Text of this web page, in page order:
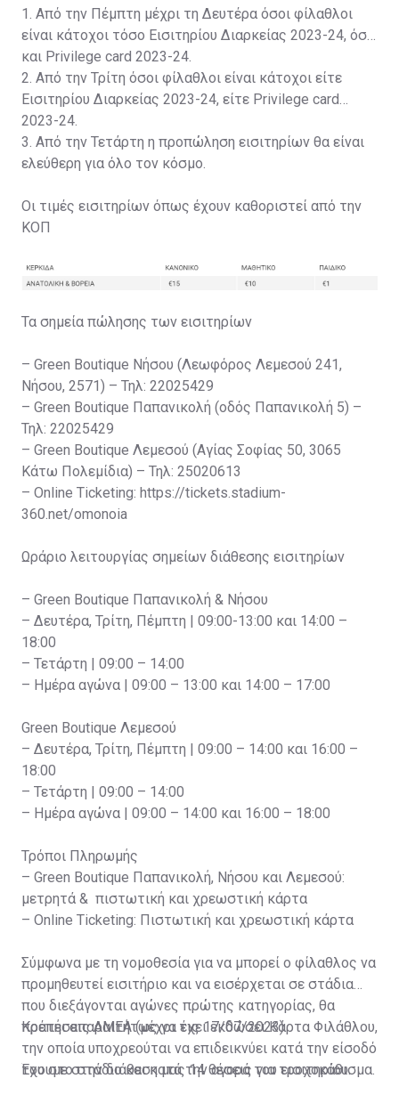
1. Από την Πέμπτη μέχρι τη Δευτέρα όσοι φίλαθλοι
είναι κάτοχοι τόσο Εισιτηρίου Διαρκείας 2023-24, όσο
και Privilege card 2023-24.
2. Από την Τρίτη όσοι φίλαθλοι είναι κάτοχοι είτε
Εισιτηρίου Διαρκείας 2023-24, είτε Privilege card
2023-24.
3. Από την Τετάρτη η προπώληση εισιτηρίων θα είναι
ελεύθερη για όλο τον κόσμο.
Οι τιμές εισιτηρίων όπως έχουν καθοριστεί από την
ΚΟΠ
Τα σημεία πώλησης των εισιτηρίων
– Green Boutique Νήσου (Λεωφόρος Λεμεσού 241,
Νήσου, 2571) – Τηλ: 22025429
– Green Boutique Παπανικολή (οδός Παπανικολή 5) –
Τηλ: 22025429
– Green Boutique Λεμεσού (Αγίας Σοφίας 50, 3065
Κάτω Πολεμίδια) – Τηλ: 25020613
– Online Ticketing: https://tickets.stadium-
360.net/omonoia
Ωράριο λειτουργίας σημείων διάθεσης εισιτηρίων
– Green Boutique Παπανικολή & Νήσου
– Δευτέρα, Τρίτη, Πέμπτη | 09:00-13:00 και 14:00 –
18:00
– Τετάρτη | 09:00 – 14:00
– Ημέρα αγώνα | 09:00 – 13:00 και 14:00 – 17:00
Green Boutique Λεμεσού
– Δευτέρα, Τρίτη, Πέμπτη | 09:00 – 14:00 και 16:00 –
18:00
– Τετάρτη | 09:00 – 14:00
– Ημέρα αγώνα | 09:00 – 14:00 και 16:00 – 18:00
Τρόποι Πληρωμής
– Green Boutique Παπανικολή, Νήσου και Λεμεσού:
μετρητά & πιστωτική και χρεωστική κάρτα
– Online Ticketing: Πιστωτική και χρεωστική κάρτα
Σύμφωνα με τη νομοθεσία για να μπορεί ο φίλαθλος να
προμηθευτεί εισιτήριο και να εισέρχεται σε στάδια
που διεξάγονται αγώνες πρώτης κατηγορίας, θα
πρέπει απαραιτήτως να έχει εκδώσει Κάρτα Φιλάθλου,
την οποία υποχρεούται να επιδεικνύει κατά την είσοδό
του στο στάδιο και κατά την αγορά του εισιτηρίου.
Κρατήσεις ΑΜΕΑ (μέχρι τις 17/07/2023)
Έχουμε στην διάθεση μας 14 θέσεις για τροχοκάθισμα.